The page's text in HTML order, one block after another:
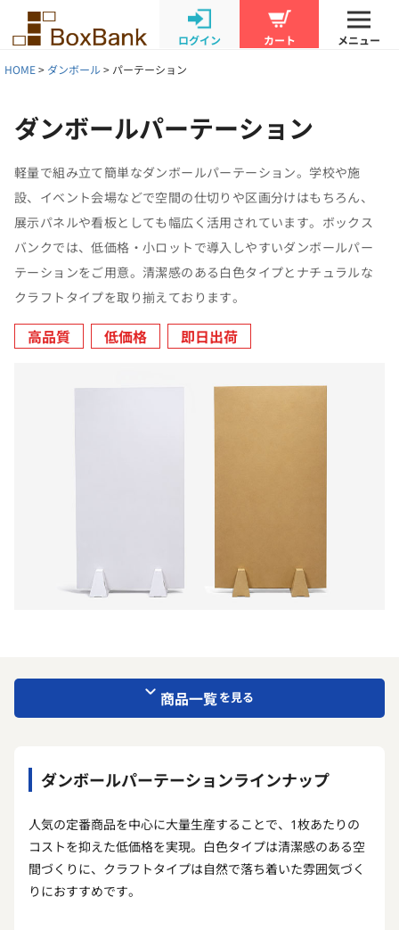
ログイン カート
メニュー
HOME
ダンボール パーテーション
ダンボールパーテーション
軽量で組み立て簡単なダンボールパーテーション。学校や施
設、イベント会場などで空間の仕切りや区画分けはもちろん、
展示パネルや看板としても幅広く活用されています。ボックス
バンクでは、低価格・小ロットで導入しやすいダンボールパー
テーションをご用意。清潔感のある白色タイプとナチュラルな
クラフトタイプを取り揃えております。
高品質 低価格 即日出荷
商品一覧を見る
ダンボールパーテーションラインナップ
人気の定番商品を中心に大量生産することで、1枚あたりの
コストを抑えた低価格を実現。白色タイプは清潔感のある空
間づくりに、クラフトタイプは自然で落ち着いた雰囲気づく
りにおすすめです。